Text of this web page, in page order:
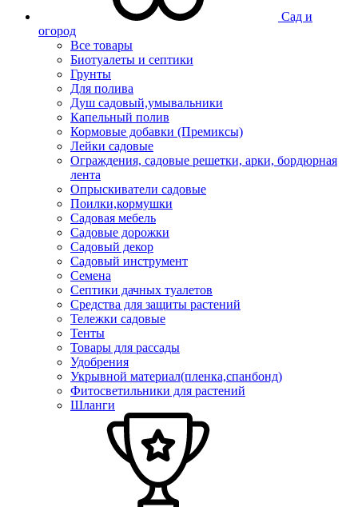
Сад и
огород
Все товары
Биотуалеты и септики
Грунты
Для полива
Душ садовый,умывальники
Капельный полив
Кормовые добавки (Премиксы)
Лейки садовые
Ограждения, садовые решетки, арки, бордюрная
лента
Опрыскиватели садовые
Поилки,кормушки
Садовая мебель
Садовые дорожки
Садовый декор
Садовый инструмент
Семена
Септики дачных туалетов
Средства для защиты растений
Тележки садовые
Тенты
Товары для рассады
Удобрения
Укрывной материал(пленка,спанбонд)
Фитосветильники для растений
Шланги